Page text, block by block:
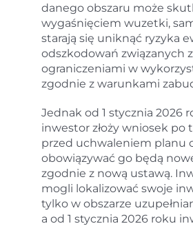
danego obszaru może
wygaśnięciem wuzetki,
starają się uniknąć ryzyka
odszkodowań związanych z
ograniczeniami w
zgodnie z warunkami
Jednak od 1 stycznia 2026
inwestor złoży wniosek po
przed uchwaleniem planu
obowiązywać go będą
zgodnie z nową ustawą.
mogli lokalizować swoje
tylko w obszarze
a od 1 stycznia 2026 roku